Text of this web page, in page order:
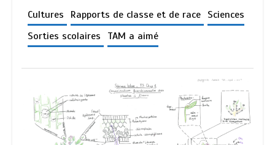
Cultures Rapports de classe et de race Sciences
Sorties scolaires
TAM a aimé